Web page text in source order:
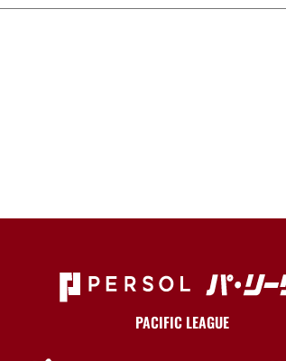
PACIFIC LEAGUE